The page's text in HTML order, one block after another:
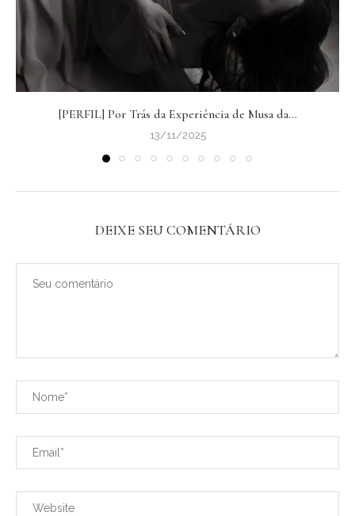
[PERFIL] Por Trás da Experiência de Musa da...
13/11/2025
DEIXE SEU COMENTÁRIO